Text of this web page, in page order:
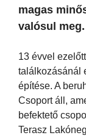
magas
valósul meg.
13 évvel
találkozásánál
építése. A
Csoport áll,
befektető
Terasz